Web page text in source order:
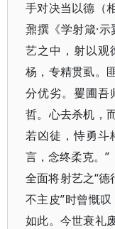
手对决当以德（
鼐撰《学射箴·
艺之中，射以观
杨，专精贯虱。
分优劣。矍圃吾
哲。心去杀机，
若凶徒，恃勇斗
言，念终柔克。
全面将射艺之“德
不主皮”时曾慨
如此。今世衰礼